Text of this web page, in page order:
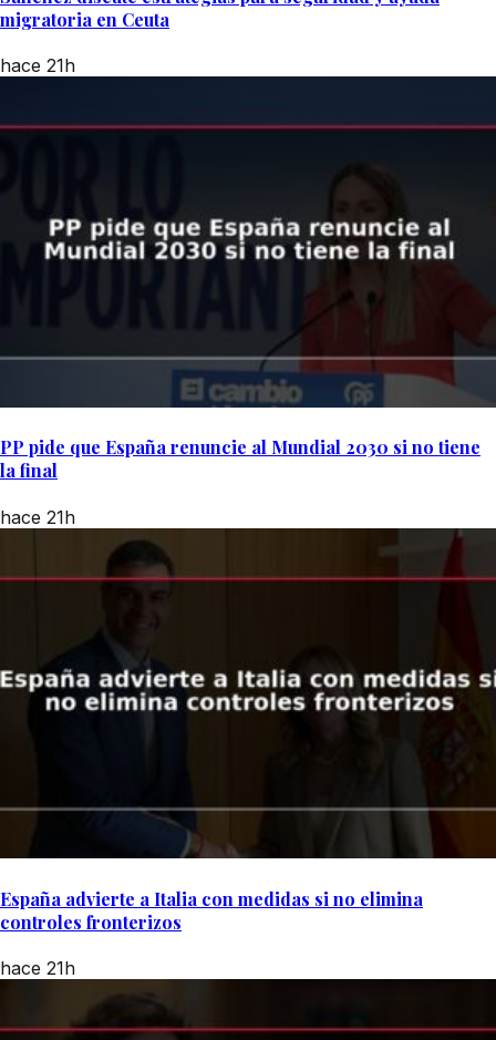
migratoria en Ceuta
hace 21h
PP pide que España renuncie al Mundial 2030 si no tiene
la final
hace 21h
España advierte a Italia con medidas si no elimina
controles fronterizos
hace 21h